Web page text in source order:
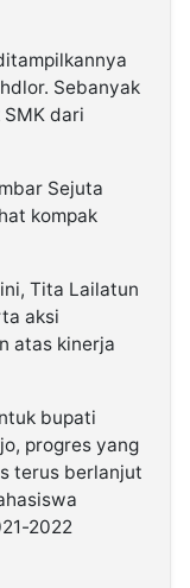
Sebanyak
dari
Sejuta
kompak
Tita Lailatun
aksi
atas kinerja
bupati
progres yang
terus berlanjut
2022